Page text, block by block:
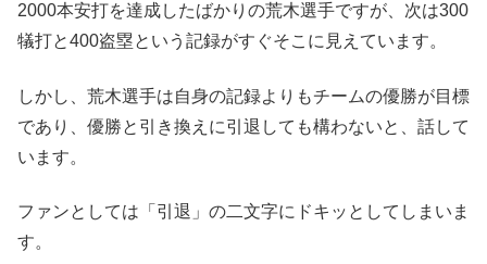
2000本安打を達成したばかりの荒木選手ですが、次は300
犠打と400盗塁という記録がすぐそこに見えています。
しかし、荒木選手は自身の記録よりもチームの優勝が目標
であり、優勝と引き換えに引退しても構わないと、話して
います。
ファンとしては「引退」の二文字にドキッとしてしまいま
す。